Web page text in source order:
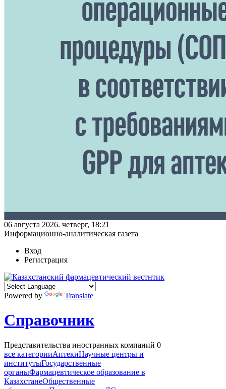
06 августа 2026. четверг, 18:21
Информационно-аналитическая газета
Вход
Регистрация
Powered by Translate
Справочник
Представительства иностранных компаний 0
все категорииАптекиНаучные центры и
институтыГосударственные
органыФармацевтическое образование в
КазахстанеОбщественные